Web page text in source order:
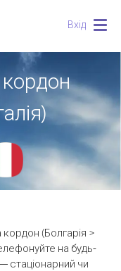
Вхід
(Болгарія >
на будь-
стаціонарний чи